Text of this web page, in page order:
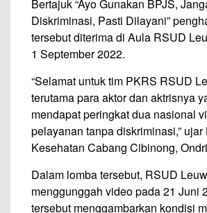
Bertajuk “Ayo Gunakan BPJS,
Diskriminasi, Pasti Dilayani”
tersebut diterima di Aula RSUD
1 September 2022.
“Selamat untuk tim PKRS RSUD
terutama para aktor dan aktrisnya
mendapat peringkat dua nasional
pelayanan tanpa diskriminasi,”
Kesehatan Cabang Cibinong,
Dalam lomba tersebut, RSUD
menggunggah video pada 21 Juni
tersebut menggambarkan kondisi